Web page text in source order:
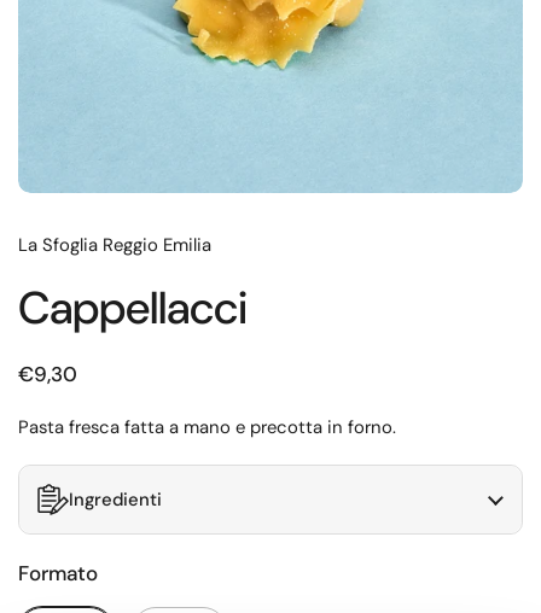
La Sfoglia Reggio Emilia
Cappellacci
€9,30
Pasta fresca fatta a mano e precotta in forno.
Ingredienti
Formato